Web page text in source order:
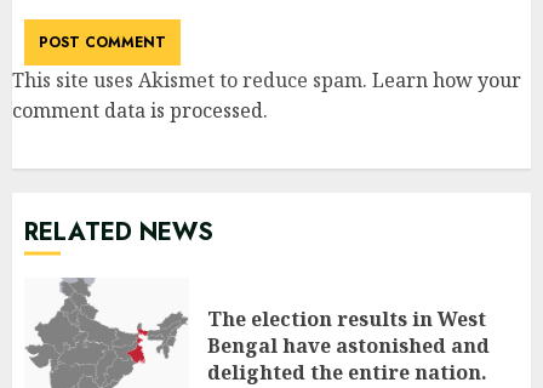
This site uses Akismet to reduce spam. Learn how your
comment data is processed.
RELATED NEWS
The election results in West
Bengal have astonished and
delighted the entire nation.